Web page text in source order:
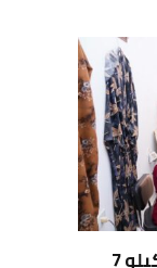
تطوير مركز التدريب المهني بالكيلو 7